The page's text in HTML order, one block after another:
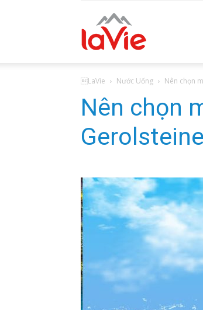
LaVie Nước Uống Nên chọn
Nên chọn